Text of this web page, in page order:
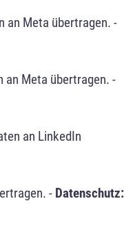
an Meta übertragen. -
an Meta übertragen. -
an LinkedIn
- Datenschutz: